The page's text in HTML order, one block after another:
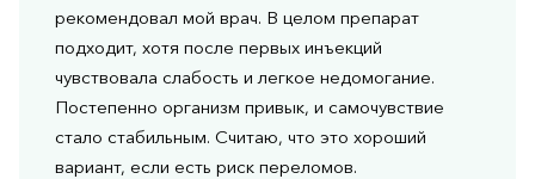
рекомендовал мой врач. В целом препарат
подходит, хотя после первых инъекций
чувствовала слабость и легкое недомогание.
Постепенно организм привык, и самочувствие
стало стабильным. Считаю, что это хороший
вариант, если есть риск переломов.